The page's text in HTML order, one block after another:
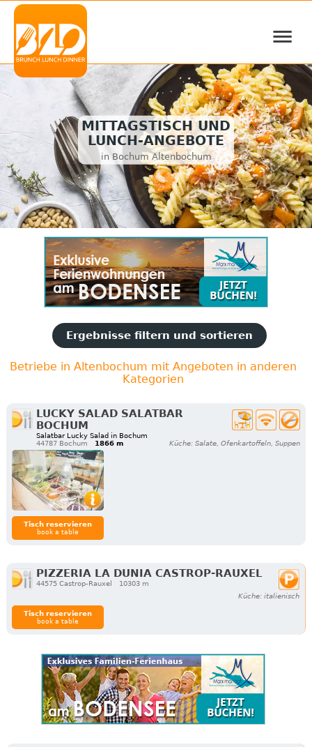
≡
MITTAGSTISCH UND
LUNCH-ANGEBOTE
in Bochum Altenbochum
Ergebnisse filtern und sortieren
Betriebe in Altenbochum mit Angeboten in anderen
Kategorien
LUCKY SALAD SALATBAR
BOCHUM
Salatbar Lucky Salad in Bochum
44787 Bochum
1866 m Küche: Salate, Ofenkartoffeln, Suppen
Tisch reservieren
book a table
PIZZERIA LA DUNIA CASTROP-RAUXEL
44575 Castrop-Rauxel
10303 m
Küche: italienisch
Tisch reservieren
book a table